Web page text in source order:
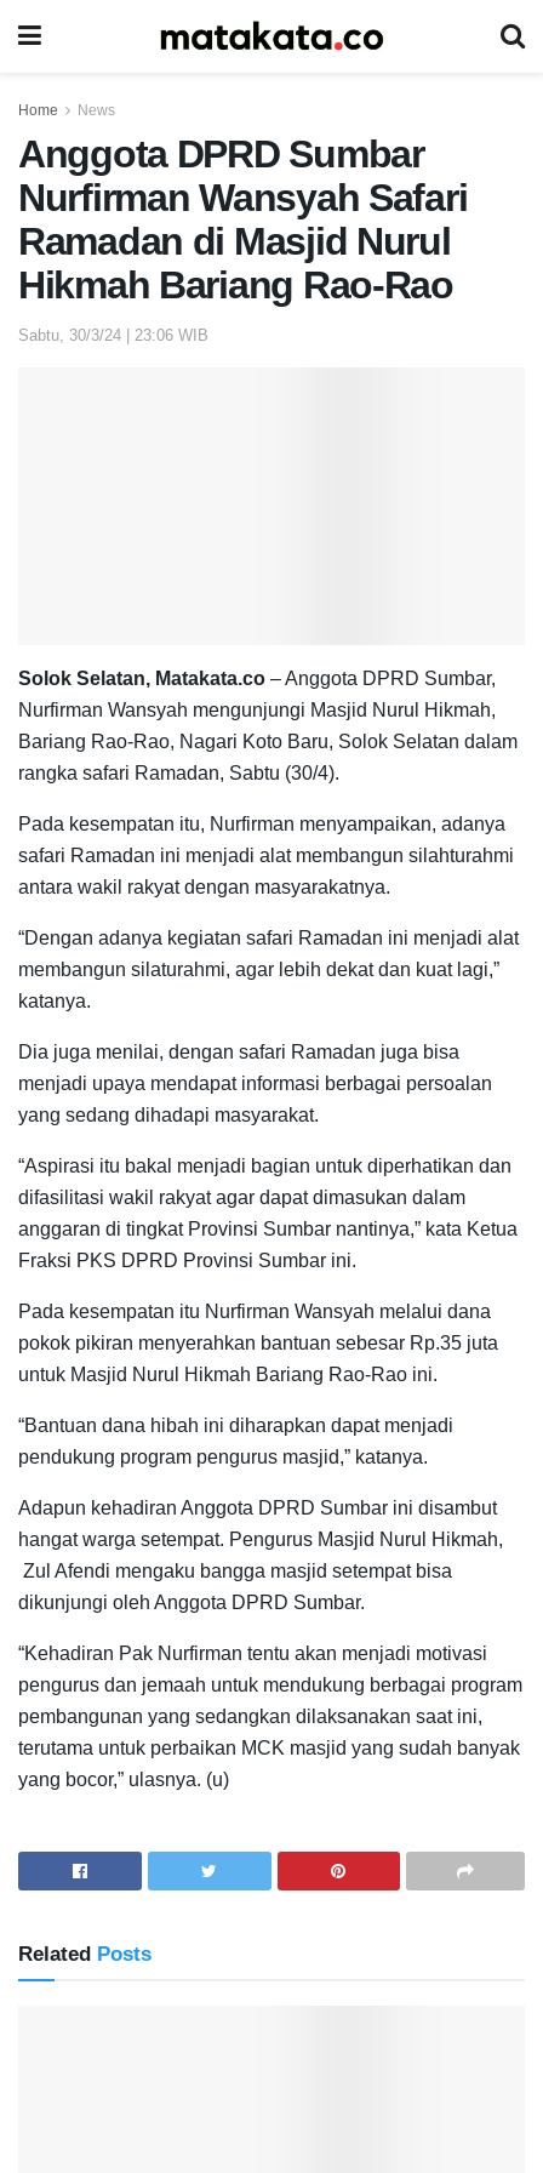
Home News
Anggota DPRD Sumbar
Nurfirman Wansyah Safari
Ramadan di Masjid Nurul
Hikmah Bariang Rao-Rao
Sabtu, 30/3/24 | 23:06 WIB
Solok Selatan, Matakata.co – Anggota DPRD Sumbar,
Nurfirman Wansyah mengunjungi Masjid Nurul Hikmah,
Bariang Rao-Rao, Nagari Koto Baru, Solok Selatan dalam
rangka safari Ramadan, Sabtu (30/4).
Pada kesempatan itu, Nurfirman menyampaikan, adanya
safari Ramadan ini menjadi alat membangun silahturahmi
antara wakil rakyat dengan masyarakatnya.
“Dengan adanya kegiatan safari Ramadan ini menjadi alat
membangun silaturahmi, agar lebih dekat dan kuat lagi,”
katanya.
Dia juga menilai, dengan safari Ramadan juga bisa
menjadi upaya mendapat informasi berbagai persoalan
yang sedang dihadapi masyarakat.
“Aspirasi itu bakal menjadi bagian untuk diperhatikan dan
difasilitasi wakil rakyat agar dapat dimasukan dalam
anggaran di tingkat Provinsi Sumbar nantinya,” kata Ketua
Fraksi PKS DPRD Provinsi Sumbar ini.
Pada kesempatan itu Nurfirman Wansyah melalui dana
pokok pikiran menyerahkan bantuan sebesar Rp.35 juta
untuk Masjid Nurul Hikmah Bariang Rao-Rao ini.
“Bantuan dana hibah ini diharapkan dapat menjadi
pendukung program pengurus masjid,” katanya.
Adapun kehadiran Anggota DPRD Sumbar ini disambut
hangat warga setempat. Pengurus Masjid Nurul Hikmah,
Zul Afendi mengaku bangga masjid setempat bisa
dikunjungi oleh Anggota DPRD Sumbar.
“Kehadiran Pak Nurfirman tentu akan menjadi motivasi
pengurus dan jemaah untuk mendukung berbagai program
pembangunan yang sedangkan dilaksanakan saat ini,
terutama untuk perbaikan MCK masjid yang sudah banyak
yang bocor,” ulasnya. (u)
Related Posts